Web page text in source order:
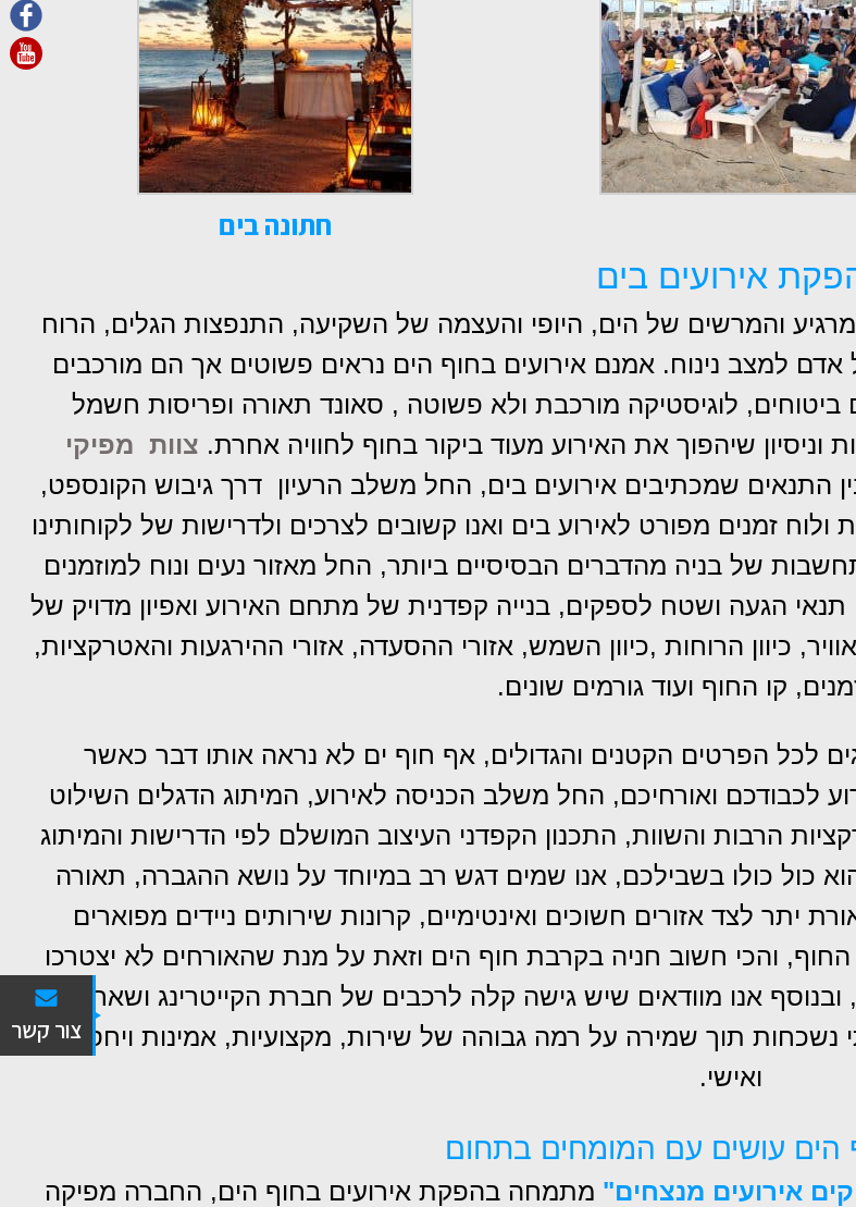
חתונה בים
אירועים בים
והמרשים של הים, היופי והעצמה של השקיעה, התנפצות הגלים, הרוח
למצב נינוח. אמנם אירועים בחוף הים נראים פשוטים אך הם מורכבים
ביטוחים, לוגיסטיקה מורכבת ולא פשוטה , סאונד תאורה ופריסות חשמל
וניסיון שיהפוך את האירוע מעוד ביקור בחוף לחוויה אחרת. צוות מפיקי
התנאים שמכתיבים אירועים בים, החל משלב הרעיון דרך גיבוש הקונספט,
ולוח זמנים מפורט לאירוע בים ואנו קשובים לצרכים ולדרישות של לקוחותינו
של בניה מהדברים הבסיסיים ביותר, החל מאזור נעים ונוח למוזמנים
תנאי הגעה ושטח לספקים, בנייה קפדנית של מתחם האירוע ואפיון מדויק של
כיוון הרוחות ,כיוון השמש, אזורי ההסעדה, אזורי ההירגעות והאטרקציות,
קו החוף ועוד גורמים שונים.
לכל הפרטים הקטנים והגדולים, אף חוף ים לא נראה אותו דבר כאשר
לכבודכם ואורחיכם, החל משלב הכניסה לאירוע, המיתוג הדגלים השילוט
הרבות והשוות, התכנון הקפדני העיצוב המושלם לפי הדרישות והמיתוג
כול כולו בשבילכם, אנו שמים דגש רב במיוחד על נושא ההגברה, תאורה
יתר לצד אזורים חשוכים ואינטימיים, קרונות שירותים ניידים מפוארים
החוף, והכי חשוב חניה בקרבת חוף הים וזאת על מנת שהאורחים לא יצטרכו
אנו מוודאים שיש גישה קלה לרכבים של חברת הקייטרינג ושאר ספקי
נשכחות תוך שמירה על רמה גבוהה של שירות, מקצועיות, אמינות ויחס חם
ואישי.
הים עושים עם המומחים בתחום
מתמחה בהפקת אירועים בחוף הים, החברה מפיקה
צור קשר